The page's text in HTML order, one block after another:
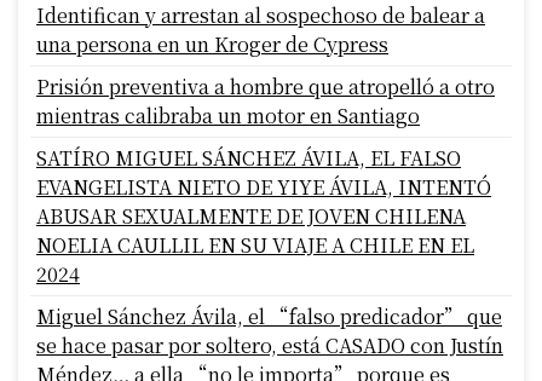
Identifican y arrestan al sospechoso de balear a
una persona en un Kroger de Cypress
Prisión preventiva a hombre que atropelló a otro
mientras calibraba un motor en Santiago
SATÍRO MIGUEL SÁNCHEZ ÁVILA, EL FALSO
EVANGELISTA NIETO DE YIYE ÁVILA, INTENTÓ
ABUSAR SEXUALMENTE DE JOVEN CHILENA
NOELIA CAULLIL EN SU VIAJE A CHILE EN EL
2024
Miguel Sánchez Ávila, el “falso predicador” que
se hace pasar por soltero, está CASADO con Justín
Méndez… a ella “no le importa” porque es